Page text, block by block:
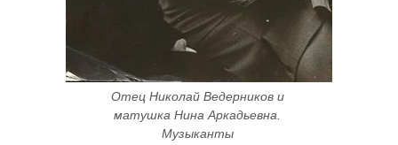
Отец Николай Ведерников и
матушка Нина Аркадьевна.
Музыканты